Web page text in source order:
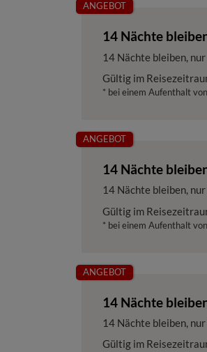
14 Nächte
14 Nächte bleiben,
Gültig im
* bei einem Aufenthalt
ANGEBOT
14 Nächte
14 Nächte bleiben,
Gültig im
* bei einem Aufenthalt
ANGEBOT
14 Nächte
14 Nächte bleiben,
Gültig im
ANGEBOT